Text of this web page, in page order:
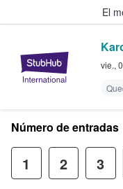
El
vie.,
Número de entradas
1 2 3